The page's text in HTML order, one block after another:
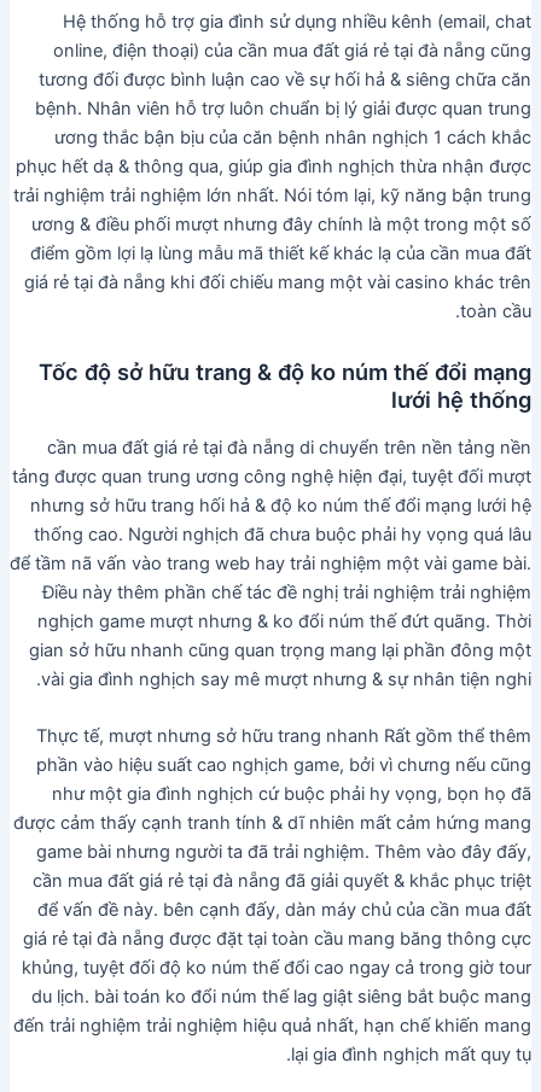
Hệ thống hỗ trợ gia đình sử dụng nhiều kênh (email, chat
online, điện thoại) của cần mua đất giá rẻ tại đà nẵng cũng
tương đối được bình luận cao về sự hối hả & siêng chữa căn
bệnh. Nhân viên hỗ trợ luôn chuẩn bị lý giải được quan trung
ương thắc bận bịu của căn bệnh nhân nghịch 1 cách khắc
phục hết dạ & thông qua, giúp gia đình nghịch thừa nhận được
trải nghiệm trải nghiệm lớn nhất. Nói tóm lại, kỹ năng bận trung
ương & điều phối mượt nhưng đây chính là một trong một số
điểm gồm lợi lạ lùng mẫu mã thiết kế khác lạ của cần mua đất
giá rẻ tại đà nẵng khi đối chiếu mang một vài casino khác trên
toàn cầu.
Tốc độ sở hữu trang & độ ko núm thế đổi mạng
lưới hệ thống
cần mua đất giá rẻ tại đà nẵng di chuyển trên nền tảng nền
tảng được quan trung ương công nghệ hiện đại, tuyệt đối mượt
nhưng sở hữu trang hối hả & độ ko núm thế đổi mạng lưới hệ
thống cao. Người nghịch đã chưa buộc phải hy vọng quá lâu
để tầm nã vấn vào trang web hay trải nghiệm một vài game bài.
Điều này thêm phần chế tác đề nghị trải nghiệm trải nghiệm
nghịch game mượt nhưng & ko đổi núm thế đứt quãng. Thời
gian sở hữu nhanh cũng quan trọng mang lại phần đông một
vài gia đình nghịch say mê mượt nhưng & sự nhân tiện nghi.
Thực tế, mượt nhưng sở hữu trang nhanh Rất gồm thể thêm
phần vào hiệu suất cao nghịch game, bởi vì chưng nếu cũng
như một gia đình nghịch cứ buộc phải hy vọng, bọn họ đã
được cảm thấy cạnh tranh tính & dĩ nhiên mất cảm hứng mang
game bài nhưng người ta đã trải nghiệm. Thêm vào đây đấy,
cần mua đất giá rẻ tại đà nẵng đã giải quyết & khắc phục triệt
để vấn đề này. bên cạnh đấy, dàn máy chủ của cần mua đất
giá rẻ tại đà nẵng được đặt tại toàn cầu mang băng thông cực
khủng, tuyệt đối độ ko núm thế đổi cao ngay cả trong giờ tour
du lịch. bài toán ko đổi núm thế lag giật siêng bắt buộc mang
đến trải nghiệm trải nghiệm hiệu quả nhất, hạn chế khiến mang
lại gia đình nghịch mất quy tụ.